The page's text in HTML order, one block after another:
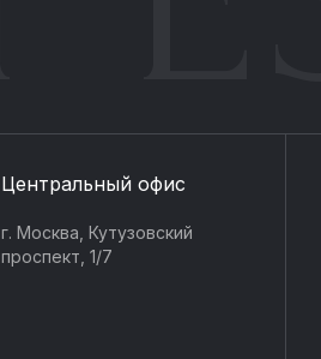
Центральный офис
г. Москва, Кутузовский
проспект, 1/7